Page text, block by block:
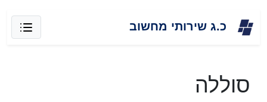
כ.ג שירותי מחשוב
סוללה